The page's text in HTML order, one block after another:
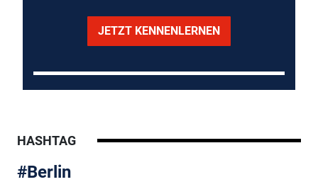
JETZT KENNENLERNEN
HASHTAG
#Berlin